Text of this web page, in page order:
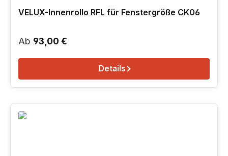
VELUX-Innenrollo RFL für Fenstergröße CK06
Regulärer Preis:
Ab 93,00 €
Details